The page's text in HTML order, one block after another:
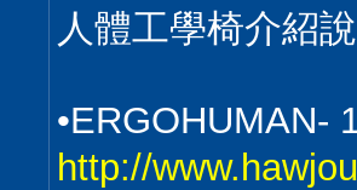
人體工學椅介紹
http://